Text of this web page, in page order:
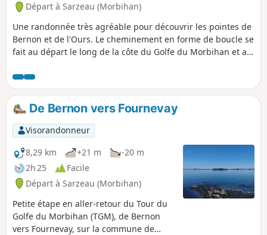
Départ à Sarzeau (Morbihan)
Une randonnée très agréable pour découvrir les pointes de
Bernon et de l'Ours. Le cheminement en forme de boucle se
fait au départ le long de la côte du Golfe du Morbihan et au
De Bernon vers Fournevay
Visorandonneur
8,29 km
+21 m
-20 m
2h 25
Facile
Départ à Sarzeau (Morbihan)
Petite étape en aller-retour du Tour du
Golfe du Morbihan (TGM), de Bernon
vers Fournevay, sur la commune de